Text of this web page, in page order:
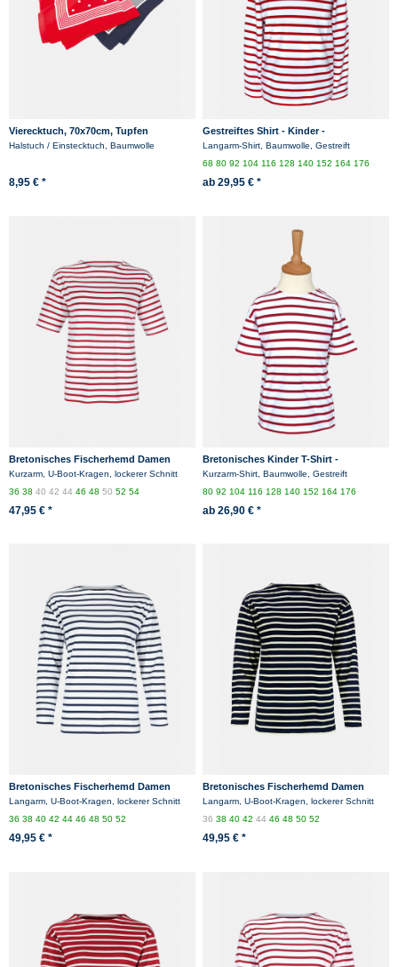
Vierecktuch, 70x70cm, Tupfen
Halstuch / Einstecktuch, Baumwolle
8,95 € *
Gestreiftes Shirt - Kinder -
weiß/rotgestreift
Langarm-Shirt, Baumwolle, Gestreift
688092 104 116 128 140 152 164 176
ab 29,95 € *
Bretonisches Fischerhemd Damen
Kurzarm - weiß/rotgestreift
Kurzarm, U-Boot-Kragen, lockerer Schnitt
36384042444648505254
47,95 € *
Bretonisches Kinder T-Shirt -
weiß/rotgestreift
Kurzarm-Shirt, Baumwolle, Gestreift
8092 104 116 128 140 152 164 176
ab 26,90 € *
Bretonisches Fischerhemd Damen
Langarm - Streifenshirt -
weiss/blaugestreift
Langarm, U-Boot-Kragen, lockerer Schnitt
363840424446485052
49,95 € *
Bretonisches Fischerhemd Damen
Langarm - Streifenshirt -
blau/ecrugestreift
Langarm, U-Boot-Kragen, lockerer Schnitt
363840424446485052
49,95 € *